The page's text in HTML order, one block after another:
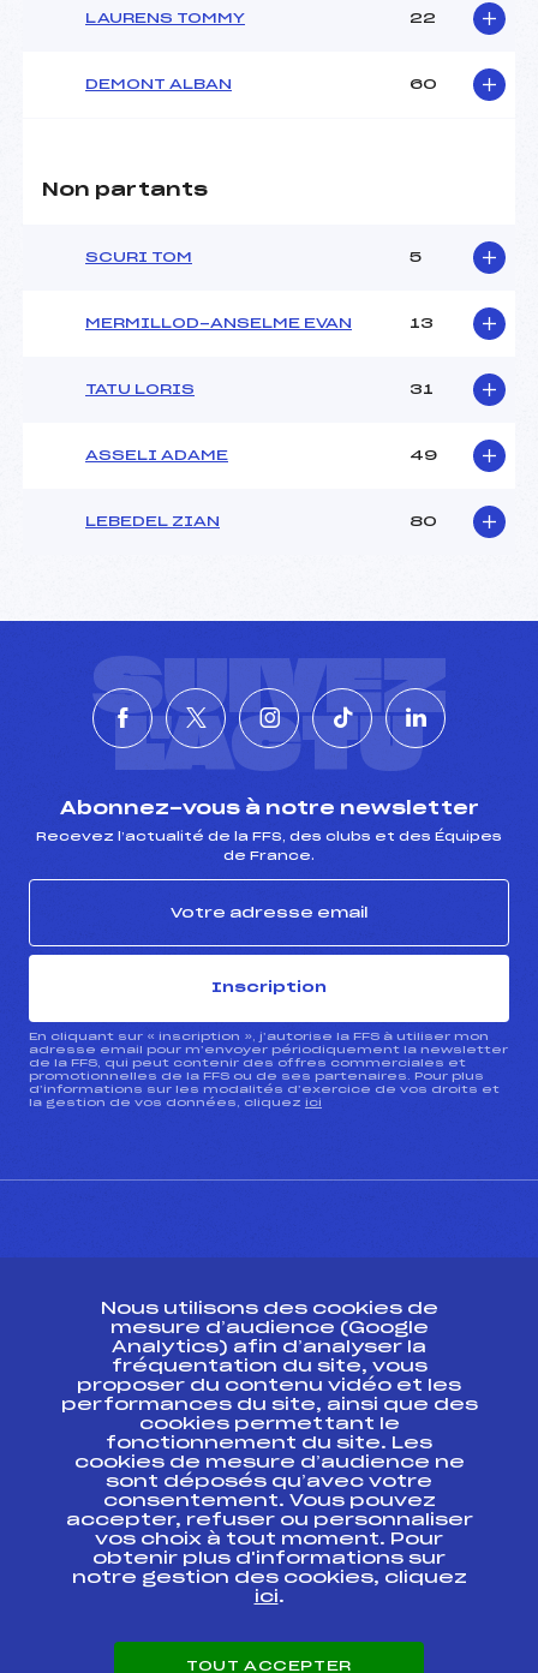
LAURENS TOMMY 22
DEMONT ALBAN 60
Non partants
SCURI TOM 5
MERMILLOD-ANSELME EVAN 13
TATU LORIS 31
ASSELI ADAME 49
LEBEDEL ZIAN 80
SUIVEZ
L'ACTU
Abonnez-vous à notre newsletter
Recevez l’actualité de la FFS, des clubs et des Équipes
de France.
Inscription
En cliquant sur « inscription », j’autorise la FFS à utiliser mon
adresse email pour m’envoyer périodiquement la newsletter
de la FFS, qui peut contenir des offres commerciales et
promotionnelles de la FFS ou de ses partenaires. Pour plus
d’informations sur les modalités d’exercice de vos droits et
la gestion de vos données, cliquez ici
Ressources
Pass’Neige
Projet sportif fédéral
Projet de performance fédéral
Antidopage
Pôle Développement, Formation, Suivi
Scientifique
Listes ministérielles
Pôle vie de l’athlète
Enseignement professionnel
Nous utilisons des cookies de
mesure d’audience (Google
Analytics) afin d’analyser la
fréquentation du site, vous
proposer du contenu vidéo et les
performances du site, ainsi que des
cookies permettant le
fonctionnement du site. Les
cookies de mesure d’audience ne
sont déposés qu’avec votre
consentement. Vous pouvez
accepter, refuser ou personnaliser
vos choix à tout moment. Pour
obtenir plus d'informations sur
notre gestion des cookies, cliquez
ici.
TOUT ACCEPTER